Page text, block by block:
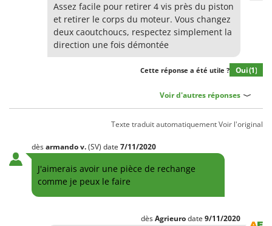
Assez facile pour retirer 4 vis près du piston
et retirer le corps du moteur. Vous changez
deux caoutchoucs, respectez simplement la
direction une fois démontée
Cette réponse a été utile ? Oui(1)
Voir d'autres réponses
Texte traduit automatiquementVoir l'original
dèsarmandov.(SV) date 7/11/2020
J'aimerais avoir une pièce de rechange
comme je peux le faire
dèsAgrieurodate 9/11/2020